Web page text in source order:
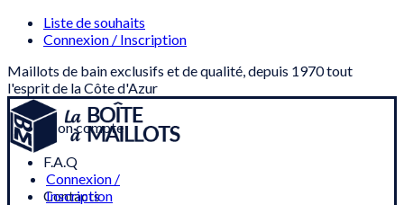
Liste de souhaits
Connexion / Inscription
Maillots de bain exclusifs et de qualité, depuis 1970 tout
l'esprit de la Côte d'Azur
Mon compte
F.A.Q
Contacts
Connexion /
Inscription